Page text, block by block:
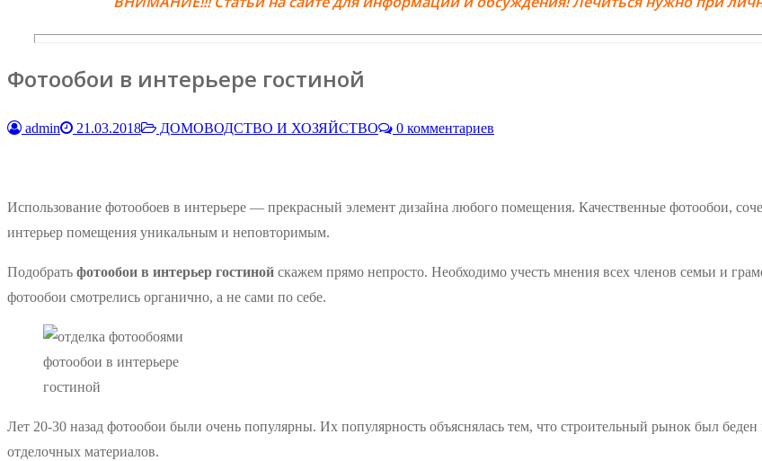
Фотообои в интерьере гостиной
admin 21.03.2018 ДОМОВОДСТВО И ХОЗЯЙСТВО 0 комментариев
Использование фотообоев в интерьере — прекрасный элемент дизайна любого помещения. Качественные фотообои,
интерьер помещения уникальным и неповторимым.
Подобрать фотообои в интерьер гостиной скажем прямо непросто. Необходимо учесть мнения всех членов семьи и
фотообои смотрелись органично, а не сами по себе.
фотообои в интерьере
гостиной
Лет 20-30 назад фотообои были очень популярны. Их популярность объяснялась тем, что строительный рынок был
отделочных материалов.